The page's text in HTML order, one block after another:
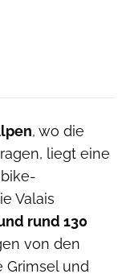
, wo die
liegt eine
Valais
rund 130
von den
Grimsel und